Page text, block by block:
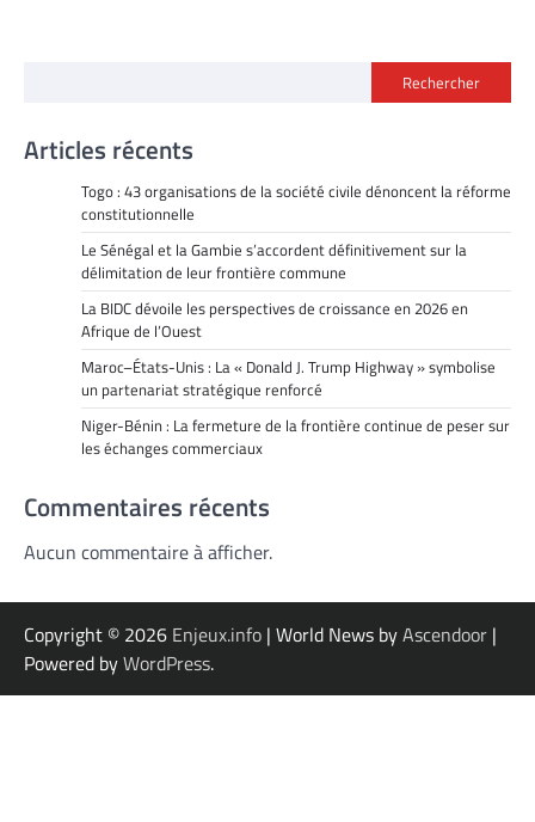
Rechercher
Articles récents
Togo : 43 organisations de la société civile dénoncent la réforme
constitutionnelle
Le Sénégal et la Gambie s’accordent définitivement sur la
délimitation de leur frontière commune
La BIDC dévoile les perspectives de croissance en 2026 en
Afrique de l’Ouest
Maroc–États-Unis : La « Donald J. Trump Highway » symbolise
un partenariat stratégique renforcé
Niger-Bénin : La fermeture de la frontière continue de peser sur
les échanges commerciaux
Commentaires récents
Aucun commentaire à afficher.
Copyright © 2026 Enjeux.info | World News byAscendoor |
Powered byWordPress.